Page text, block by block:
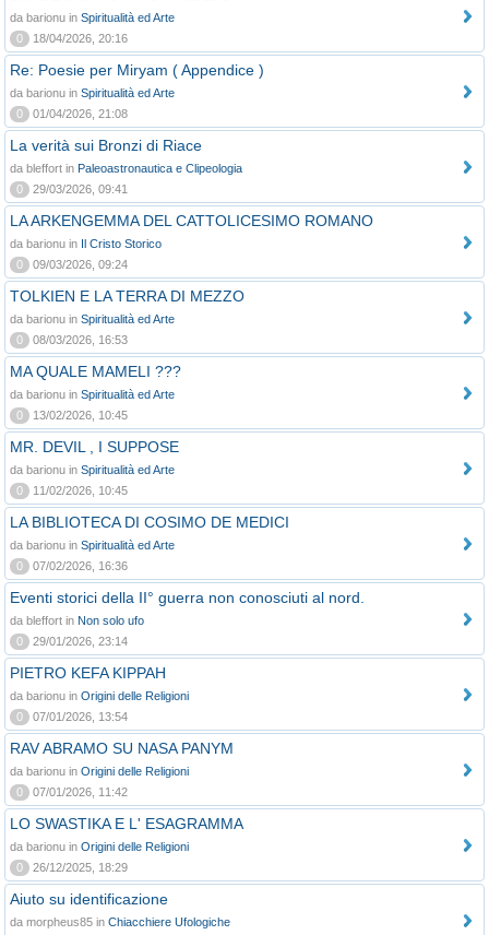
da barionu in Spiritualità ed Arte
0
18/04/2026, 20:16
Re: Poesie per Miryam ( Appendice )
da barionu in Spiritualità ed Arte
0
01/04/2026, 21:08
La verità sui Bronzi di Riace
da bleffort in Paleoastronautica e Clipeologia
0
29/03/2026, 09:41
LA ARKENGEMMA DEL CATTOLICESIMO ROMANO
da barionu in Il Cristo Storico
0
09/03/2026, 09:24
TOLKIEN E LA TERRA DI MEZZO
da barionu in Spiritualità ed Arte
0
08/03/2026, 16:53
MA QUALE MAMELI ???
da barionu in Spiritualità ed Arte
0
13/02/2026, 10:45
MR. DEVIL , I SUPPOSE
da barionu in Spiritualità ed Arte
0
11/02/2026, 10:45
LA BIBLIOTECA DI COSIMO DE MEDICI
da barionu in Spiritualità ed Arte
0
07/02/2026, 16:36
Eventi storici della II° guerra non conosciuti al nord.
da bleffort in Non solo ufo
0
29/01/2026, 23:14
PIETRO KEFA KIPPAH
da barionu in Origini delle Religioni
0
07/01/2026, 13:54
RAV ABRAMO SU NASA PANYM
da barionu in Origini delle Religioni
0
07/01/2026, 11:42
LO SWASTIKA E L' ESAGRAMMA
da barionu in Origini delle Religioni
0
26/12/2025, 18:29
Aiuto su identificazione
da morpheus85 in Chiacchiere Ufologiche